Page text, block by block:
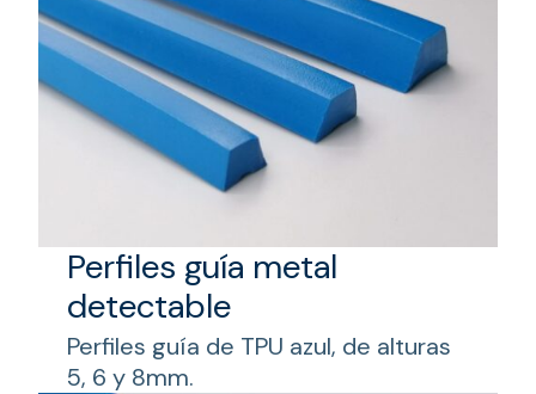
Perfiles guía metal
detectable
Perfiles guía de TPU azul, de alturas
5, 6 y 8mm.